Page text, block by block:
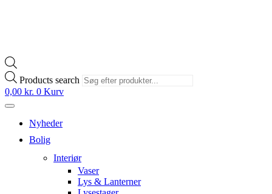
Products search
0,00 kr. 0 Kurv
Nyheder
Bolig
Interiør
Vaser
Lys & Lanterner